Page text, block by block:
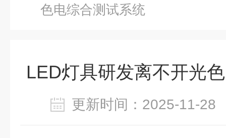
色电综合测试系统
LED灯具研发离不开光
更新时间：2025-11-